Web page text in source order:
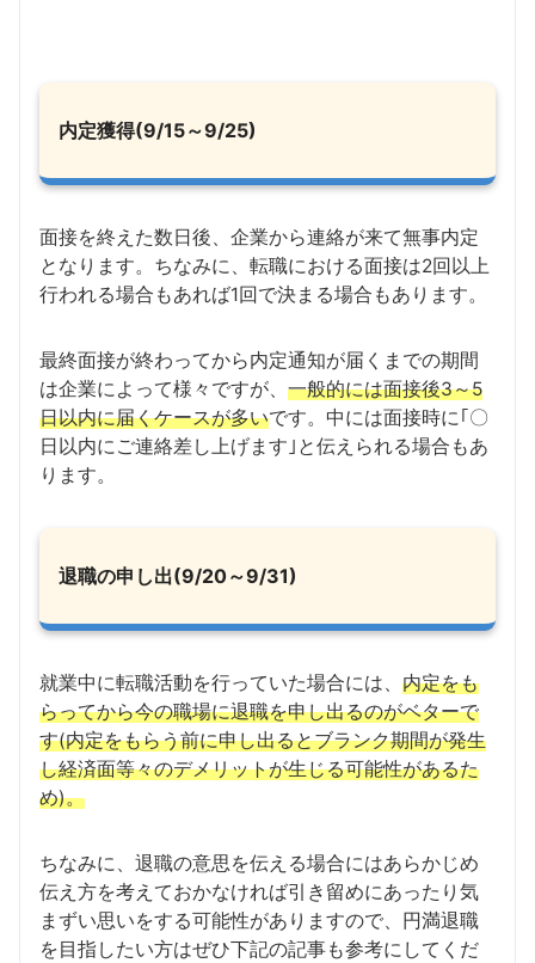
内定獲得(9/15～9/25)
面接を終えた数日後、企業から連絡が来て無事内定
となります。ちなみに、転職における面接は2回以上
行われる場合もあれば1回で決まる場合もあります。
最終面接が終わってから内定通知が届くまでの期間
は企業によって様々ですが、 一般的には面接後3～5
日以内に届くケースが多いです。中には面接時に｢〇
日以内にご連絡差し上げます｣と伝えられる場合もあ
ります。
退職の申し出(9/20～9/31)
就業中に転職活動を行っていた場合には、 内定をも
らってから今の職場に退職を申し出るのがベターで
す(内定をもらう前に申し出るとブランク期間が発生
し経済面等々のデメリットが生じる可能性があるた
め)。
ちなみに、退職の意思を伝える場合にはあらかじめ
伝え方を考えておかなければ引き留めにあったり気
まずい思いをする可能性がありますので、円満退職
を目指したい方はぜひ下記の記事も参考にしてくだ